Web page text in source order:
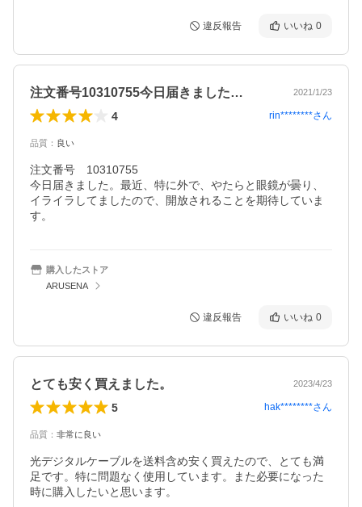
違反報告 いいね 0
注文番号10310755今日届きました… 2021/1/23
4 rin********さん
品質 ： 良い
注文番号　10310755
今日届きました。最近、特に外で、やたらと眼鏡が曇り、
イライラしてましたので、開放されることを期待していま
す。
購入したストア
ARUSENA
違反報告 いいね 0
とても安く買えました。 2023/4/23
5 hak********さん
品質 ： 非常に良い
光デジタルケーブルを送料含め安く買えたので、とても満
足です。特に問題なく使用しています。また必要になった
時に購入したいと思います。